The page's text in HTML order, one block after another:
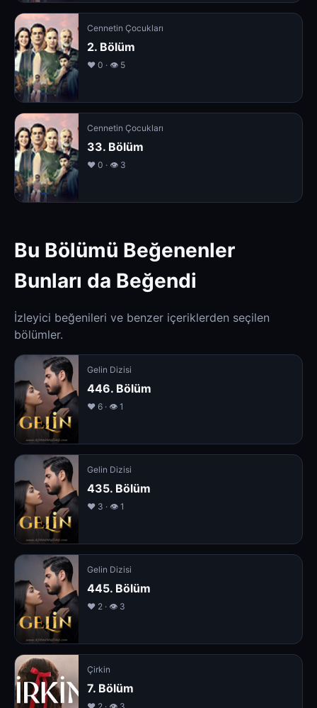
Cennetin Çocukları
2. Bölüm
❤️ 0 · 👁 5
Cennetin Çocukları
33. Bölüm
❤️ 0 · 👁 3
Bu Bölümü Beğenenler
Bunları da Beğendi
İzleyici beğenileri ve benzer içeriklerden seçilen
bölümler.
Gelin Dizisi
446. Bölüm
❤️ 6 · 👁 1
Gelin Dizisi
435. Bölüm
❤️ 3 · 👁 1
Gelin Dizisi
445. Bölüm
❤️ 2 · 👁 3
Çirkin
7. Bölüm